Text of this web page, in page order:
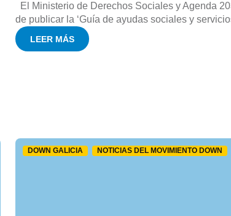
El Ministerio de Derechos Sociales y Agenda
de publicar la ‘Guía de ayudas sociales y
LEER MÁS
DOWN GALICIA NOTICIAS DEL MOVIMIENTO DOWN